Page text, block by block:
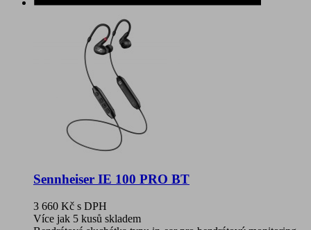
Sennheiser IE 100 PRO BT
3 660 Kč s DPH
Více jak 5 kusů skladem